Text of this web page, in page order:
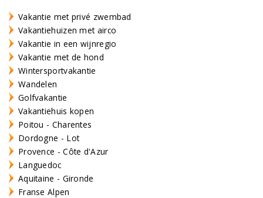
Vakantie met privé zwembad
Vakantiehuizen met airco
Vakantie in een wijnregio
Vakantie met de hond
Wintersportvakantie
Wandelen
Golfvakantie
Vakantiehuis kopen
Poitou - Charentes
Dordogne - Lot
Provence - Côte d'Azur
Languedoc
Aquitaine - Gironde
Franse Alpen